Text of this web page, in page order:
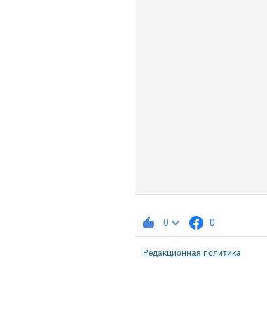
0 0
Редакционная политика